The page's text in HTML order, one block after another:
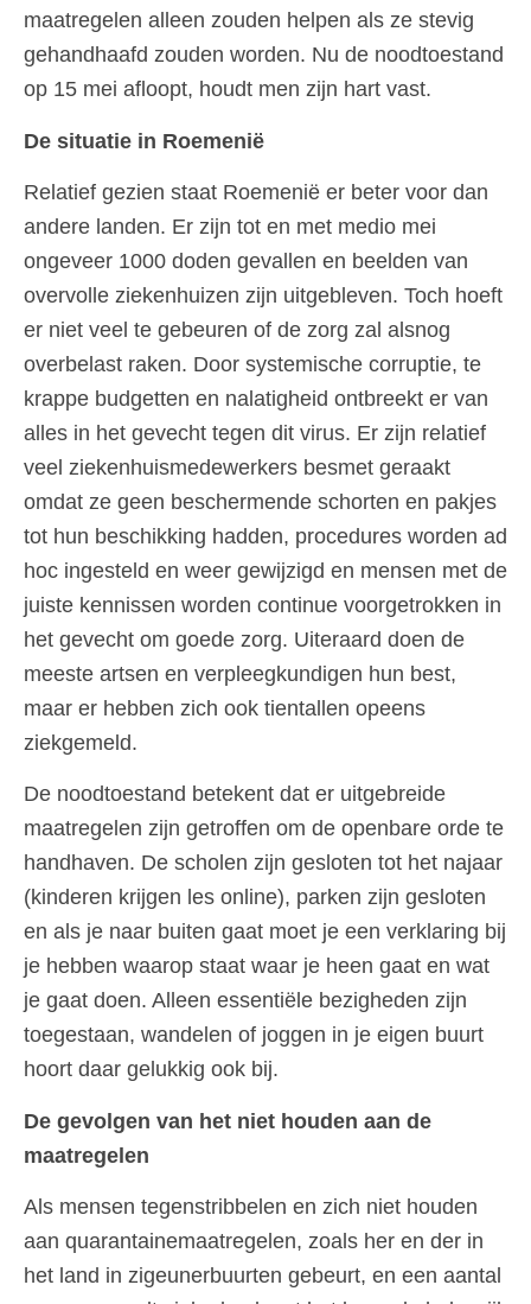
maatregelen alleen zouden helpen als ze stevig
gehandhaafd zouden worden. Nu de noodtoestand
op 15 mei afloopt, houdt men zijn hart vast.
De situatie in Roemenië
Relatief gezien staat Roemenië er beter voor dan
andere landen. Er zijn tot en met medio mei
ongeveer 1000 doden gevallen en beelden van
overvolle ziekenhuizen zijn uitgebleven. Toch hoeft
er niet veel te gebeuren of de zorg zal alsnog
overbelast raken. Door systemische corruptie, te
krappe budgetten en nalatigheid ontbreekt er van
alles in het gevecht tegen dit virus. Er zijn relatief
veel ziekenhuismedewerkers besmet geraakt
omdat ze geen beschermende schorten en pakjes
tot hun beschikking hadden, procedures worden ad
hoc ingesteld en weer gewijzigd en mensen met de
juiste kennissen worden continue voorgetrokken in
het gevecht om goede zorg. Uiteraard doen de
meeste artsen en verpleegkundigen hun best,
maar er hebben zich ook tientallen opeens
ziekgemeld.
De noodtoestand betekent dat er uitgebreide
maatregelen zijn getroffen om de openbare orde te
handhaven. De scholen zijn gesloten tot het najaar
(kinderen krijgen les online), parken zijn gesloten
en als je naar buiten gaat moet je een verklaring bij
je hebben waarop staat waar je heen gaat en wat
je gaat doen. Alleen essentiële bezigheden zijn
toegestaan, wandelen of joggen in je eigen buurt
hoort daar gelukkig ook bij.
De gevolgen van het niet houden aan de
maatregelen
Als mensen tegenstribbelen en zich niet houden
aan quarantainemaatregelen, zoals her en der in
het land in zigeunerbuurten gebeurt, en een aantal